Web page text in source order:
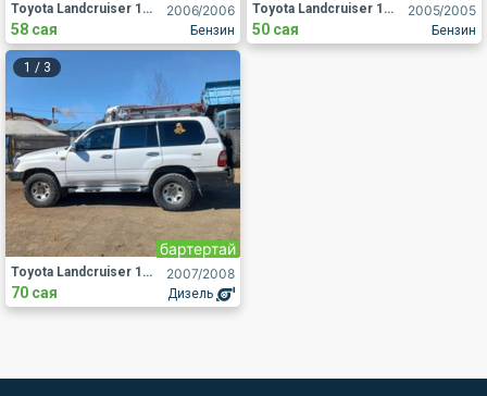
2006/2006
Бензин
Toyota Landcruiser 105
58 сая
2005/2005
Бензин
Toyota Landcruiser 105
50 сая
1 / 3
2007/2008
Дизель
бартертай
Toyota Landcruiser 105
70 сая